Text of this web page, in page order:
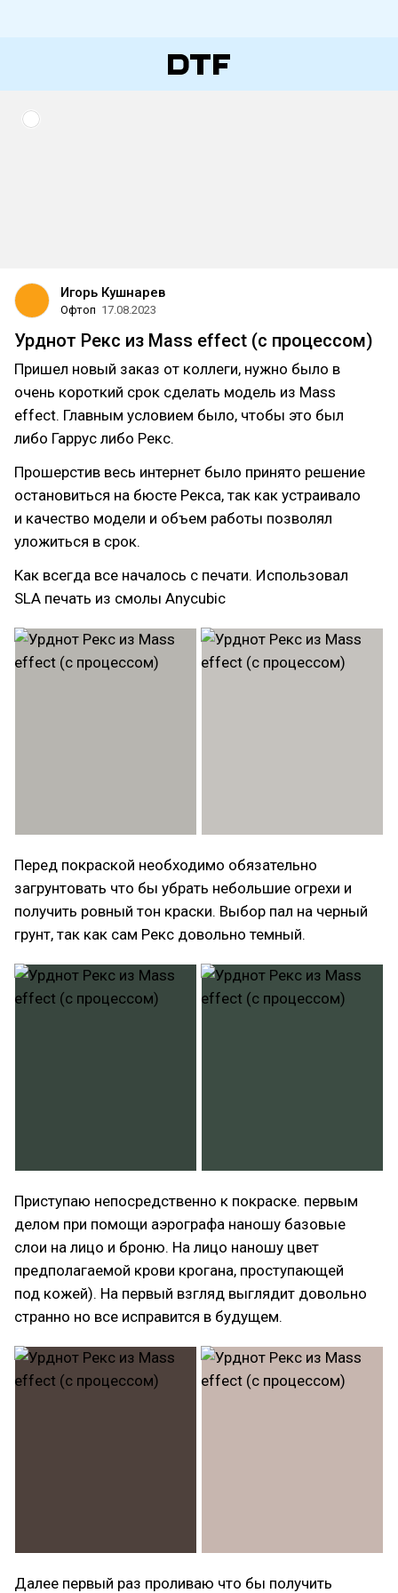
Игорь Кушнарев
Офтоп 17.08.2023
Урднот Рекс из Mass effect (с процессом)
Пришел новый заказ от коллеги, нужно было в
очень короткий срок сделать модель из Mass
effect. Главным условием было, чтобы это был
либо Гаррус либо Рекс.
Прошерстив весь интернет было принято решение
остановиться на бюсте Рекса, так как устраивало
и качество модели и объем работы позволял
уложиться в срок.
Как всегда все началось с печати. Использовал
SLA печать из смолы Anycubic
Перед покраской необходимо обязательно
загрунтовать что бы убрать небольшие огрехи и
получить ровный тон краски. Выбор пал на черный
грунт, так как сам Рекс довольно темный.
Приступаю непосредственно к покраске. первым
делом при помощи аэрографа наношу базовые
слои на лицо и броню. На лицо наношу цвет
предполагаемой крови крогана, проступающей
под кожей). На первый взгляд выглядит довольно
странно но все исправится в будущем.
Далее первый раз проливаю что бы получить